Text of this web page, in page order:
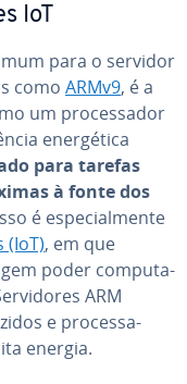
IoT
para o servidor
como ARMv9, é a
um pro­ces­sa­dor
ener­gé­tica
para tarefas
à fonte dos
é es­pe­ci­al­mente
(IoT), em que
poder com­pu­ta­
ARM
e pro­ces­sa­
energia.